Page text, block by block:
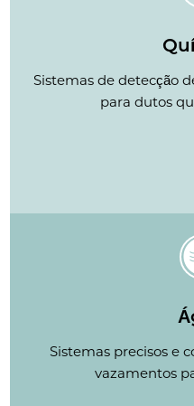
Sistemas de detecção
para dutos
Sistemas precisos e
vazamentos